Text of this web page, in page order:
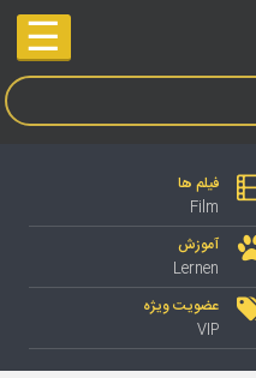
☰
فیلم ها
Film
آموزش
Lernen
عضویت ویژه
VIP